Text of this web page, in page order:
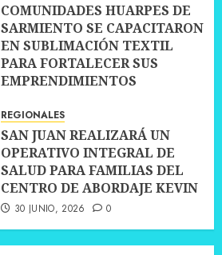
COMUNIDADES HUARPES DE
SARMIENTO SE CAPACITARON
EN SUBLIMACIÓN TEXTIL
PARA FORTALECER SUS
EMPRENDIMIENTOS
REGIONALES
SAN JUAN REALIZARÁ UN
OPERATIVO INTEGRAL DE
SALUD PARA FAMILIAS DEL
CENTRO DE ABORDAJE KEVIN
30 JUNIO, 2026 0